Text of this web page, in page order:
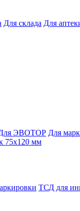
Для склада Для
ЭВОТОР Для
75х120 мм
ТСД для